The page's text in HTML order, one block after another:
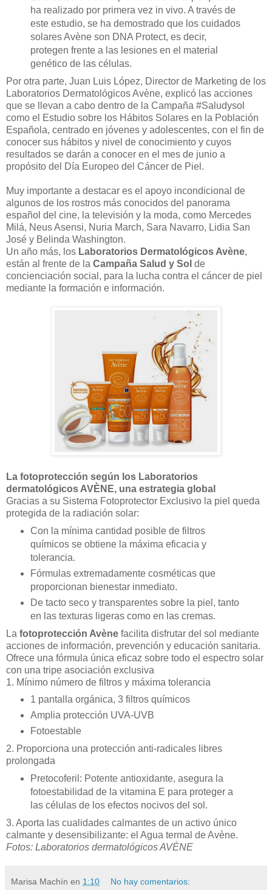
ha realizado por primera vez in vivo. A través de
este estudio, se ha demostrado que los cuidados
solares Avène son DNA Protect, es decir,
protegen frente a las lesiones en el material
genético de las células.
Por otra parte, Juan Luis López, Director de Marketing de los
Laboratorios Dermatológicos Avène, explicó las acciones
que se llevan a cabo dentro de la Campaña #Saludysol
como el Estudio sobre los Hábitos Solares en la Población
Española, centrado en jóvenes y adolescentes, con el fin de
conocer sus hábitos y nivel de conocimiento y cuyos
resultados se darán a conocer en el mes de junio a
propósito del Día Europeo del Cáncer de Piel.
Muy importante a destacar es el apoyo incondicional de
algunos de los rostros más conocidos del panorama
español del cine, la televisión y la moda, como Mercedes
Milá, Neus Asensi, Nuria March, Sara Navarro, Lidia San
José y Belinda Washington.
Un año más, los Laboratorios Dermatológicos Avène,
están al frente de la Campaña Salud y Sol de
concienciación social, para la lucha contra el cáncer de piel
mediante la formación e información.
La fotoprotección según los Laboratorios
dermatológicos AVÈNE, una estrategia global
Gracias a su Sistema Fotoprotector Exclusivo la piel queda
protegida de la radiación solar:
Con la mínima cantidad posible de filtros
químicos se obtiene la máxima eficacia y
tolerancia.
Fórmulas extremadamente cosméticas que
proporcionan bienestar inmediato.
De tacto seco y transparentes sobre la piel, tanto
en las texturas ligeras como en las cremas.
La fotoprotección Avène facilita disfrutar del sol mediante
acciones de información, prevención y educación sanitaria.
Ofrece una fórmula única eficaz sobre todo el espectro solar
con una tripe asociación exclusiva
1. Mínimo número de filtros y máxima tolerancia
1 pantalla orgánica, 3 filtros químicos
Amplia protección UVA-UVB
Fotoestable
2. Proporciona una protección anti-radicales libres
prolongada
Pretocoferil: Potente antioxidante, asegura la
fotoestabilidad de la vitamina E para proteger a
las células de los efectos nocivos del sol.
3. Aporta las cualidades calmantes de un activo único
calmante y desensibilizante: el Agua termal de Avène.
Fotos: Laboratorios dermatológicos AVÈNE
Marisa Machín en 1:10 No hay comentarios: